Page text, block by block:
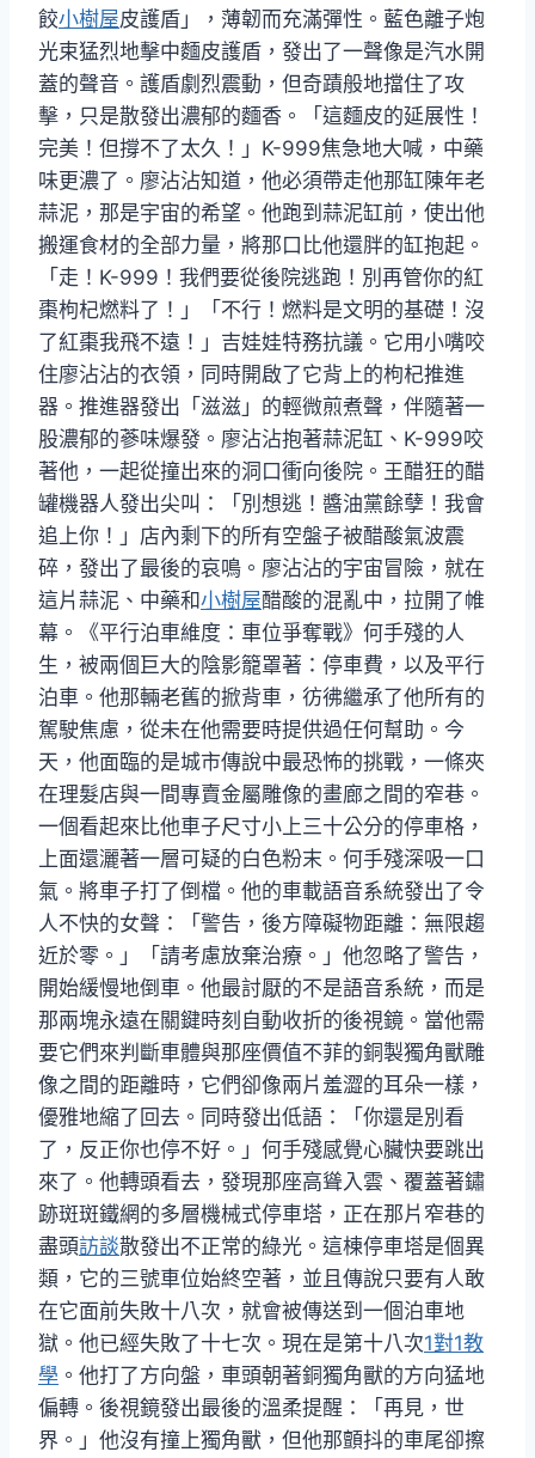
餃小樹屋皮護盾」，薄韌而充滿彈性。藍色離子炮
光束猛烈地擊中麵皮護盾，發出了一聲像是汽水開
蓋的聲音。護盾劇烈震動，但奇蹟般地擋住了攻
擊，只是散發出濃郁的麵香。「這麵皮的延展性！
完美！但撐不了太久！」K-999焦急地大喊，中藥
味更濃了。廖沾沾知道，他必須帶走他那缸陳年老
蒜泥，那是宇宙的希望。他跑到蒜泥缸前，使出他
搬運食材的全部力量，將那口比他還胖的缸抱起。
「走！K-999！我們要從後院逃跑！別再管你的紅
棗枸杞燃料了！」「不行！燃料是文明的基礎！沒
了紅棗我飛不遠！」吉娃娃特務抗議。它用小嘴咬
住廖沾沾的衣領，同時開啟了它背上的枸杞推進
器。推進器發出「滋滋」的輕微煎煮聲，伴隨著一
股濃郁的蔘味爆發。廖沾沾抱著蒜泥缸、K-999咬
著他，一起從撞出來的洞口衝向後院。王醋狂的醋
罐機器人發出尖叫：「別想逃！醬油黨餘孽！我會
追上你！」店內剩下的所有空盤子被醋酸氣波震
碎，發出了最後的哀鳴。廖沾沾的宇宙冒險，就在
這片蒜泥、中藥和小樹屋醋酸的混亂中，拉開了帷
幕。《平行泊車維度：車位爭奪戰》何手殘的人
生，被兩個巨大的陰影籠罩著：停車費，以及平行
泊車。他那輛老舊的掀背車，彷彿繼承了他所有的
駕駛焦慮，從未在他需要時提供過任何幫助。今
天，他面臨的是城市傳說中最恐怖的挑戰，一條夾
在理髮店與一間專賣金屬雕像的畫廊之間的窄巷。
一個看起來比他車子尺寸小上三十公分的停車格，
上面還灑著一層可疑的白色粉末。何手殘深吸一口
氣。將車子打了倒檔。他的車載語音系統發出了令
人不快的女聲：「警告，後方障礙物距離：無限趨
近於零。」「請考慮放棄治療。」他忽略了警告，
開始緩慢地倒車。他最討厭的不是語音系統，而是
那兩塊永遠在關鍵時刻自動收折的後視鏡。當他需
要它們來判斷車體與那座價值不菲的銅製獨角獸雕
像之間的距離時，它們卻像兩片羞澀的耳朵一樣，
優雅地縮了回去。同時發出低語：「你還是別看
了，反正你也停不好。」何手殘感覺心臟快要跳出
來了。他轉頭看去，發現那座高聳入雲、覆蓋著鏽
跡斑斑鐵網的多層機械式停車塔，正在那片窄巷的
盡頭訪談散發出不正常的綠光。這棟停車塔是個異
類，它的三號車位始終空著，並且傳說只要有人敢
在它面前失敗十八次，就會被傳送到一個泊車地
獄。他已經失敗了十七次。現在是第十八次1對1教
學 。他打了方向盤，車頭朝著銅獨角獸的方向猛地
偏轉。後視鏡發出最後的溫柔提醒：「再見，世
界。」他沒有撞上獨角獸，但他那顫抖的車尾卻擦